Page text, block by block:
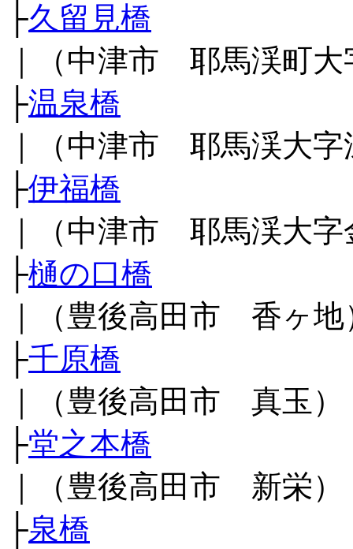
├久留見橋
｜（中津市 耶馬渓町大
├温泉橋
｜（中津市 耶馬渓大字
├伊福橋
｜（中津市 耶馬渓大字
├樋の口橋
｜（豊後高田市 香ヶ地
├千原橋
｜（豊後高田市 真玉）
├堂之本橋
｜（豊後高田市 新栄）
├泉橋